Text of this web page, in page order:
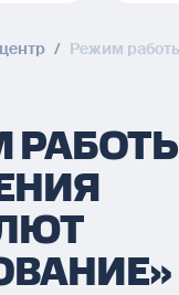
/ Режим
РАБОТЫ